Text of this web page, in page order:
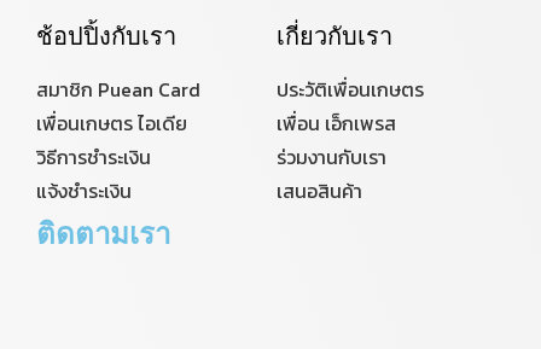
ช้อปปิ้งกับเรา
สมาชิก Puean Card
เพื่อนเกษตร ไอเดีย
วิธีการชำระเงิน
แจ้งชำระเงิน
เกี่ยวกับเรา
ประวัติเพื่อนเกษตร
เพื่อน เอ็กเพรส
ร่วมงานกับเรา
เสนอสินค้า
ติดตามเรา